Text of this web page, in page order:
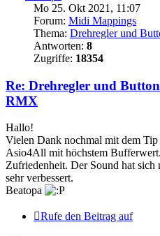
Mo 25. Okt 2021, 11:07
Forum: Midi Mappings
Thema: Drehregler und
Antworten: 8
Zugriffe: 18354
Re: Drehregler und
RMX
Hallo!
Vielen Dank nochmal mit dem
Asio4All mit höchstem
Zufriedenheit. Der Sound hat sich
sehr verbessert.
Beatopa
Rufe den Beitrag auf